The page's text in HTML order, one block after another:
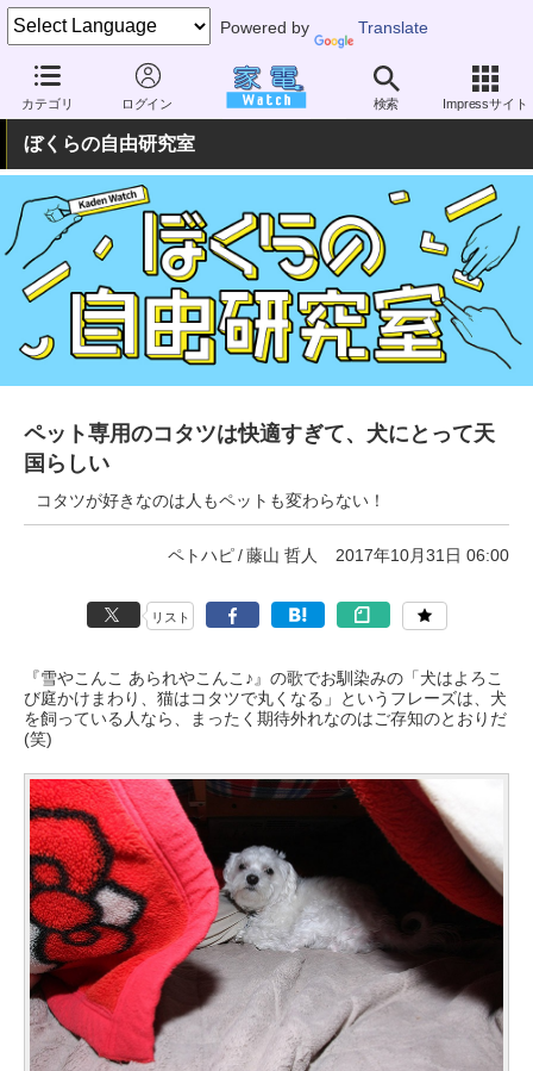
Powered by Translate
カテゴリ ログイン 検索 Impressサイト
家電 Watch その他・家電 ペット
ぼくらの自由研究室
ペット専用のコタツは快適すぎて、犬にとって天
国らしい
コタツが好きなのは人もペットも変わらない！
ペトハピ 藤山 哲人 2017年10月31日 06:00
リスト
『雪やこんこ あられやこんこ♪』の歌でお馴染みの「犬はよろこ
び庭かけまわり、猫はコタツで丸くなる」というフレーズは、犬
を飼っている人なら、まったく期待外れなのはご存知のとおりだ
(笑)